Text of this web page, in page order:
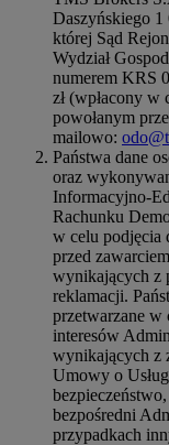
Daszyńskiego 1
której Sąd
Wydział
numerem KRS
zł (wpłacony w
powołanym
mailowo:
Państwa dane
oraz
Informacyjno-
Rachunku
w celu podjęcia
przed
wynikających z
reklamacji.
przetwarzane w
interesów
wynikających z
Umowy o
bezpośredni
przypadkach